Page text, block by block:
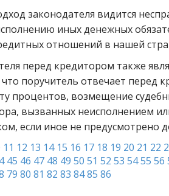
законодателя видится
иных денежных
отношений в нашей
перед кредитором также
поручитель отвечает перед
процентов, возмещение
вызванных неисполнением
если иное не предусмотрено
11 12 13 14 15 16 17 18 19 20 21 22
45 46 47 48 49 50 51 52 53 5455 56
79 80 81 82 83 8485 86